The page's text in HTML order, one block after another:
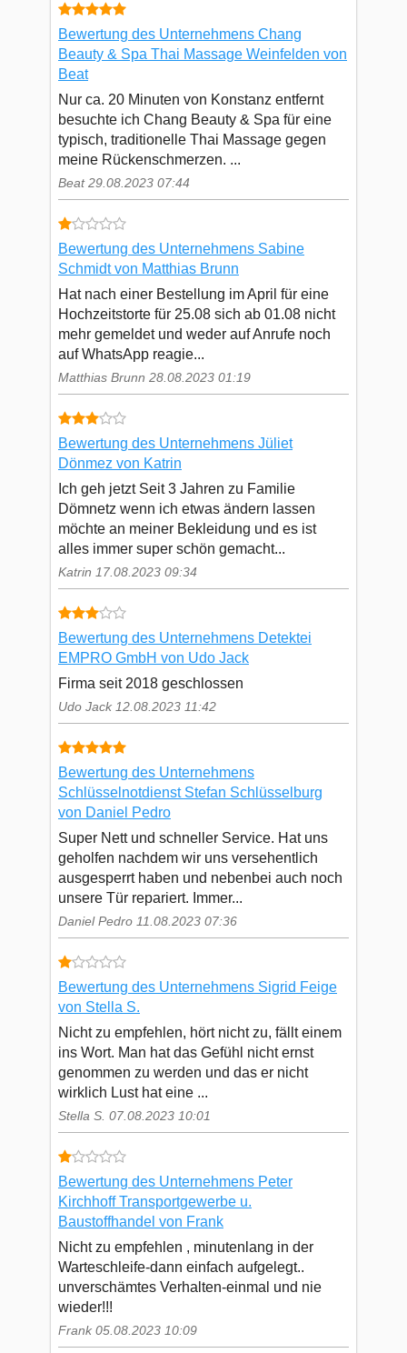
Bewertung des Unternehmens Chang
Beauty & Spa Thai Massage Weinfelden von
Beat
Nur ca. 20 Minuten von Konstanz entfernt
besuchte ich Chang Beauty & Spa für eine
typisch, traditionelle Thai Massage gegen
meine Rückenschmerzen. ...
Beat 29.08.2023 07:44
Bewertung des Unternehmens Sabine
Schmidt von Matthias Brunn
Hat nach einer Bestellung im April für eine
Hochzeitstorte für 25.08 sich ab 01.08 nicht
mehr gemeldet und weder auf Anrufe noch
auf WhatsApp reagie...
Matthias Brunn 28.08.2023 01:19
Bewertung des Unternehmens Jüliet
Dönmez von Katrin
Ich geh jetzt Seit 3 Jahren zu Familie
Dömnetz wenn ich etwas ändern lassen
möchte an meiner Bekleidung und es ist
alles immer super schön gemacht...
Katrin 17.08.2023 09:34
Bewertung des Unternehmens Detektei
EMPRO GmbH von Udo Jack
Firma seit 2018 geschlossen
Udo Jack 12.08.2023 11:42
Bewertung des Unternehmens
Schlüsselnotdienst Stefan Schlüsselburg
von Daniel Pedro
Super Nett und schneller Service. Hat uns
geholfen nachdem wir uns versehentlich
ausgesperrt haben und nebenbei auch noch
unsere Tür repariert. Immer...
Daniel Pedro 11.08.2023 07:36
Bewertung des Unternehmens Sigrid Feige
von Stella S.
Nicht zu empfehlen, hört nicht zu, fällt einem
ins Wort. Man hat das Gefühl nicht ernst
genommen zu werden und das er nicht
wirklich Lust hat eine ...
Stella S. 07.08.2023 10:01
Bewertung des Unternehmens Peter
Kirchhoff Transportgewerbe u.
Baustoffhandel von Frank
Nicht zu empfehlen , minutenlang in der
Warteschleife-dann einfach aufgelegt..
unverschämtes Verhalten-einmal und nie
wieder!!!
Frank 05.08.2023 10:09